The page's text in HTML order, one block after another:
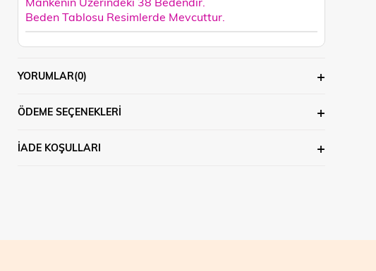
Beden Tablosu Resimlerde Mevcuttur.
YORUMLAR(0)
ÖDEME SEÇENEKLERI
İADE KOŞULLARI